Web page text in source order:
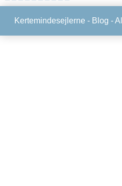
Kertemindesejlerne - Blog -